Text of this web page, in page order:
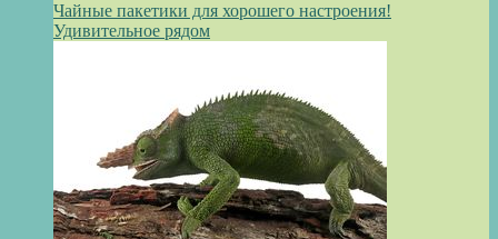
Чайные пакетики для хорошего настроения!
Удивительное рядом